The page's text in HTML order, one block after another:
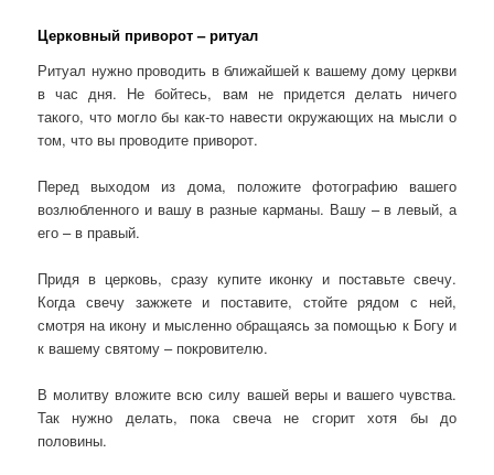
Церковный приворот – ритуал
Ритуал нужно проводить в ближайшей к вашему дому церкви
в час дня. Не бойтесь, вам не придется делать ничего
такого, что могло бы как-то навести окружающих на мысли о
том, что вы проводите приворот.
Перед выходом из дома, положите фотографию вашего
возлюбленного и вашу в разные карманы. Вашу – в левый, а
его – в правый.
Придя в церковь, сразу купите иконку и поставьте свечу.
Когда свечу зажжете и поставите, стойте рядом с ней,
смотря на икону и мысленно обращаясь за помощью к Богу и
к вашему святому – покровителю.
В молитву вложите всю силу вашей веры и вашего чувства.
Так нужно делать, пока свеча не сгорит хотя бы до
половины.